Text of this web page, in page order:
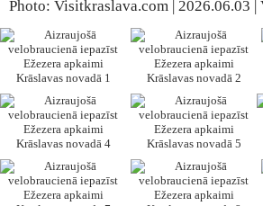
Photo: Visitkraslava.com | 2026.06.03